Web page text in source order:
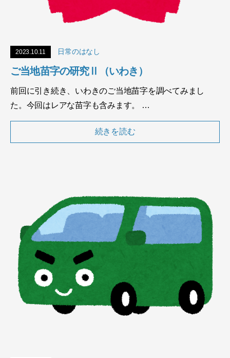
2023.10.11 日常のはなし
ご当地苗字の研究Ⅱ（いわき）
前回に引き続き、いわきのご当地苗字を調べてみまし
た。今回はレアな苗字も含みます。 …
続きを読む